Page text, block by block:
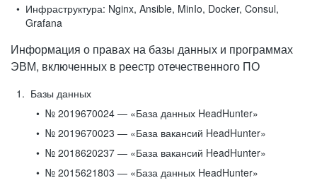
Инфраструктура: Nginx, Ansible, MinIo, Docker, Consul,
Grafana
Информация о правах на базы данных и программах
ЭВМ, включенных в реестр отечественного ПО
Базы данных
№ 2019670024 — «База данных HeadHunter»
№ 2019670023 — «База вакансий HeadHunter»
№ 2018620237 — «База вакансий HeadHunter»
№ 2015621803 — «База данных HeadHunter»